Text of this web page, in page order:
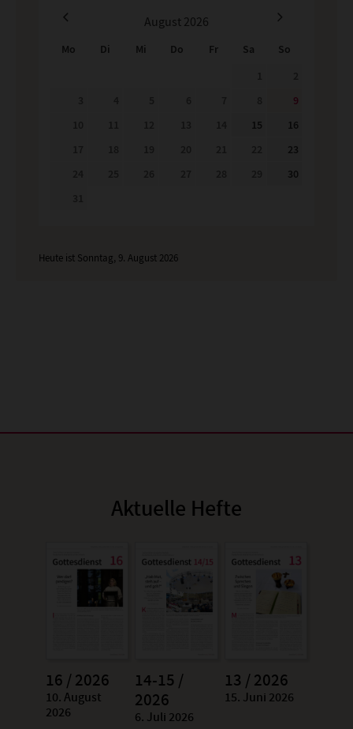
August 2026
Mo Di Mi Do Fr Sa
So
9
15
16
23
30
Heute ist Sonntag, 9. August 2026
Aktuelle Hefte
16 / 2026
:
10. August
2026
14-15 /
2026
:
6. Juli 2026
13 / 2026
:
15. Juni 2026